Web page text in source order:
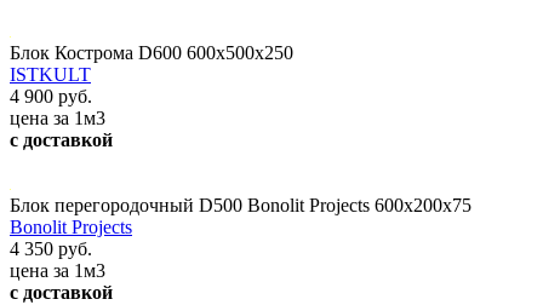
Блок Кострома D600 600х500х250
ISTKULT
4 900 руб.
цена за 1м3
с доставкой
Блок перегородочный D500 Bonolit Projects 600х200х75
Bonolit Projects
4 350 руб.
цена за 1м3
с доставкой